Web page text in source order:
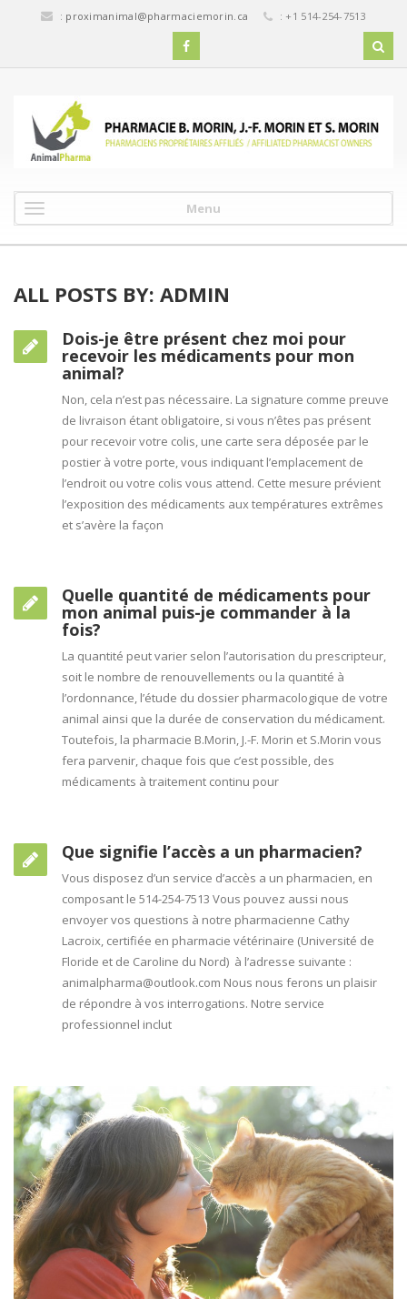
: proximanimal@pharmaciemorin.ca : +1 514-254-7513
Menu
ALL POSTS BY: ADMIN
Dois-je être présent chez moi pour
recevoir les médicaments pour mon
animal?
Non, cela n’est pas nécessaire. La signature comme preuve
de livraison étant obligatoire, si vous n’êtes pas présent
pour recevoir votre colis, une carte sera déposée par le
postier à votre porte, vous indiquant l’emplacement de
l’endroit ou votre colis vous attend. Cette mesure prévient
l’exposition des médicaments aux températures extrêmes
et s’avère la façon
Quelle quantité de médicaments pour
mon animal puis-je commander à la
fois?
La quantité peut varier selon l’autorisation du prescripteur,
soit le nombre de renouvellements ou la quantité à
l’ordonnance, l’étude du dossier pharmacologique de votre
animal ainsi que la durée de conservation du médicament.
Toutefois, la pharmacie B.Morin, J.-F. Morin et S.Morin vous
fera parvenir, chaque fois que c’est possible, des
médicaments à traitement continu pour
Que signifie l’accès a un pharmacien?
Vous disposez d’un service d’accès a un pharmacien, en
composant le 514-254-7513 Vous pouvez aussi nous
envoyer vos questions à notre pharmacienne Cathy
Lacroix, certifiée en pharmacie vétérinaire (Université de
Floride et de Caroline du Nord) à l’adresse suivante :
animalpharma@outlook.com Nous nous ferons un plaisir
de répondre à vos interrogations. Notre service
professionnel inclut